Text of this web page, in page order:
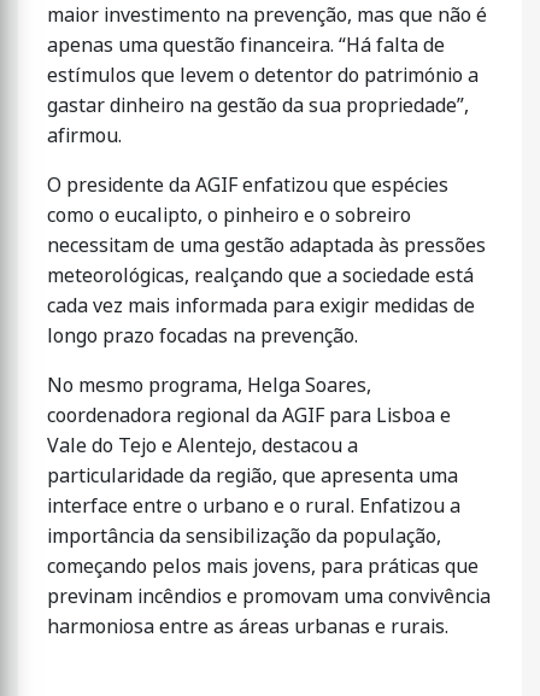
maior investimento na prevenção, mas que não é
apenas uma questão financeira. “Há falta de
estímulos que levem o detentor do património a
gastar dinheiro na gestão da sua propriedade”,
afirmou.
O presidente da AGIF enfatizou que espécies
como o eucalipto, o pinheiro e o sobreiro
necessitam de uma gestão adaptada às pressões
meteorológicas, realçando que a sociedade está
cada vez mais informada para exigir medidas de
longo prazo focadas na prevenção.
No mesmo programa, Helga Soares,
coordenadora regional da AGIF para Lisboa e
Vale do Tejo e Alentejo, destacou a
particularidade da região, que apresenta uma
interface entre o urbano e o rural. Enfatizou a
importância da sensibilização da população,
começando pelos mais jovens, para práticas que
previnam incêndios e promovam uma convivência
harmoniosa entre as áreas urbanas e rurais.